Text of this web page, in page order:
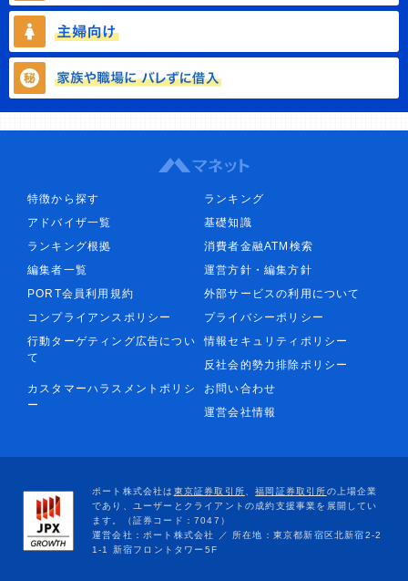
特徴から探す
ランキング
アドバイザ一覧
基礎知識
ランキング根拠
消費者金融ATM検索
編集者一覧
運営方針・編集方針
PORT会員利用規約
外部サービスの利用について
コンプライアンスポリシー
プライバシーポリシー
行動ターゲティング広告につい
て
情報セキュリティポリシー
反社会的勢力排除ポリシー
カスタマーハラスメントポリシ
ー
お問い合わせ
運営会社情報